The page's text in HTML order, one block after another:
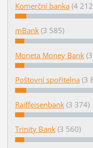
Komerční banka (4
mBank (3 585)
Moneta Money Bank
Poštovní spořitelna (3
Raiffeisenbank (3 374)
Trinity Bank (3 560)